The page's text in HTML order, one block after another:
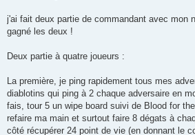
j'ai fait deux partie de commandant avec mon
gagné les deux !
Deux partie à quatre joueurs :
La première, je ping rapidement tous mes
diablotins qui ping à 2 chaque adversaire en
fais, tour 5 un wipe board suivi de Blood for
refaire ma main et surtout faire 8 dégats à
côté récupérer 24 point de vie (en donnant le